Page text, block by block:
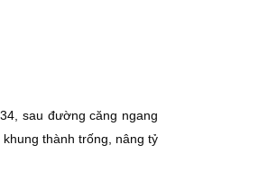
sau đường căng ngang
thành trống, nâng tỷ